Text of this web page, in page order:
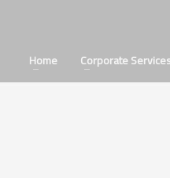
Home Corporate